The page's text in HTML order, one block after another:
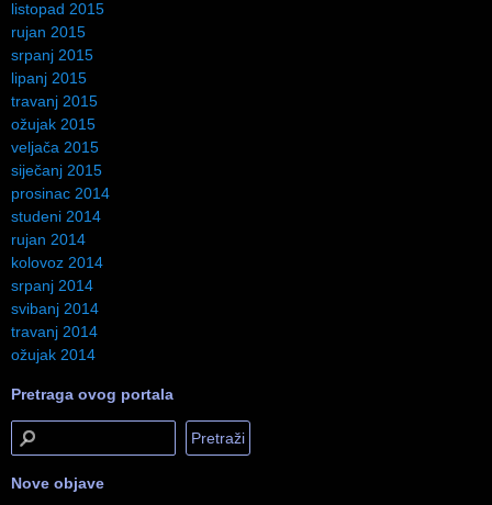
listopad 2015
rujan 2015
srpanj 2015
lipanj 2015
travanj 2015
ožujak 2015
veljača 2015
siječanj 2015
prosinac 2014
studeni 2014
rujan 2014
kolovoz 2014
srpanj 2014
svibanj 2014
travanj 2014
ožujak 2014
Pretraga ovog portala
Nove objave